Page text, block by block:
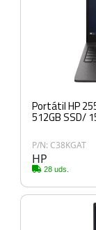
Portátil HP
512GB SSD/
P/N: C38KGAT
HP
28 uds.